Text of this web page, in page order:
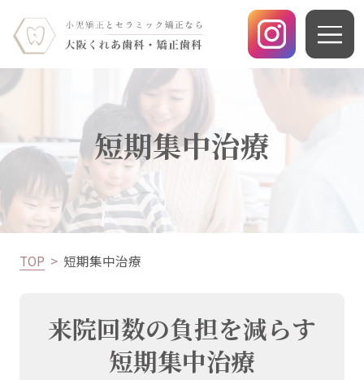
短期集中治療
TOP 短期集中治療
来院回数の負担を減らす
短期集中治療